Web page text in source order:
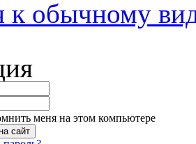
к обычному
меня на этом компьютере